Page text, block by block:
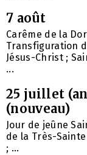
7 août
Carême de la
Transfiguration
Jésus-Christ ;
...
25 juillet
(nouveau)
Jour de jeûne
de la Très-
; ...